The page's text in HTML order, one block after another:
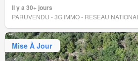
Il y a 30+ jours
PARUVENDU - 3G IMMO - RESEAU NATIONAL
Mise À Jour